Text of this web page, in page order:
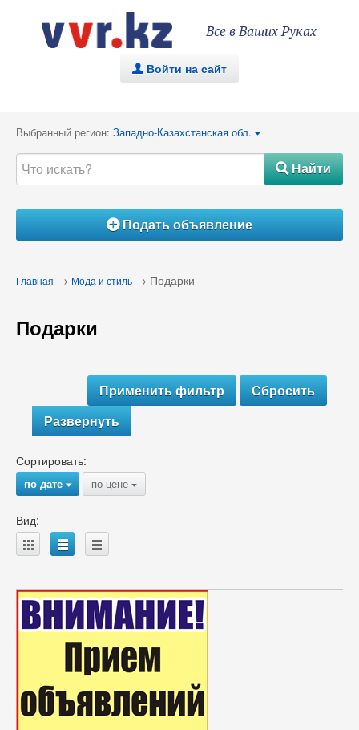
Все в Ваших Руках
. Войти на сайт
Выбранный регион: Западно-Казахстанская обл. {
#Найти
ÁПодать объявление
Главная → Мода и стиль → Подарки
Подарки
Развернуть
Сортировать:
по дате{ по цене {
Вид:
A B C